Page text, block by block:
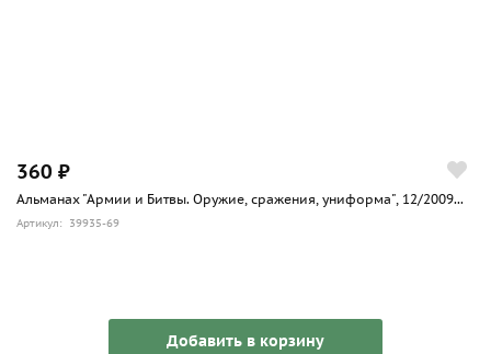
360 ₽
Альманах "Армии и Битвы. Оружие, сражения, униформа", 12/2009...
Артикул: 39935-69
Добавить в корзину